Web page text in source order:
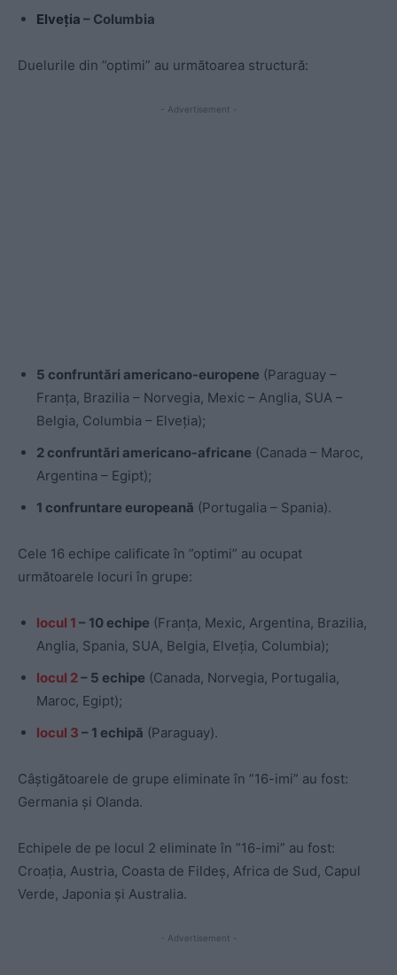
Elveția – Columbia
Duelurile din ”optimi” au următoarea structură:
- Advertisement -
5 confruntări americano-europene (Paraguay –
Franța, Brazilia – Norvegia, Mexic – Anglia, SUA –
Belgia, Columbia – Elveția);
2 confruntări americano-africane (Canada – Maroc,
Argentina – Egipt);
1 confruntare europeană (Portugalia – Spania).
Cele 16 echipe calificate în ”optimi” au ocupat
următoarele locuri în grupe:
locul 1 – 10 echipe (Franța, Mexic, Argentina, Brazilia,
Anglia, Spania, SUA, Belgia, Elveția, Columbia);
locul 2– 5 echipe (Canada, Norvegia, Portugalia,
Maroc, Egipt);
locul 3 – 1 echipă (Paraguay).
Câștigătoarele de grupe eliminate în ”16-imi” au fost:
Germania și Olanda.
Echipele de pe locul 2 eliminate în ”16-imi” au fost:
Croația, Austria, Coasta de Fildeș, Africa de Sud, Capul
Verde, Japonia și Australia.
- Advertisement -